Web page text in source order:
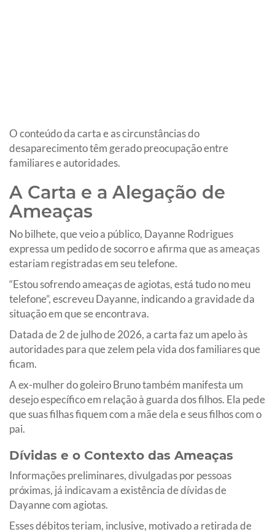
O conteúdo da carta e as circunstâncias do
desaparecimento têm gerado preocupação entre
familiares e autoridades.
A Carta e a Alegação de
Ameaças
No bilhete, que veio a público, Dayanne Rodrigues
expressa um pedido de socorro e afirma que as ameaças
estariam registradas em seu telefone.
“Estou sofrendo ameaças de agiotas, está tudo no meu
telefone”, escreveu Dayanne, indicando a gravidade da
situação em que se encontrava.
Datada de 2 de julho de 2026, a carta faz um apelo às
autoridades para que zelem pela vida dos familiares que
ficam.
A ex-mulher do goleiro Bruno também manifesta um
desejo específico em relação à guarda dos filhos. Ela pede
que suas filhas fiquem com a mãe dela e seus filhos com o
pai.
Dívidas e o Contexto das Ameaças
Informações preliminares, divulgadas por pessoas
próximas, já indicavam a existência de dívidas de
Dayanne com agiotas.
Esses débitos teriam, inclusive, motivado a retirada de